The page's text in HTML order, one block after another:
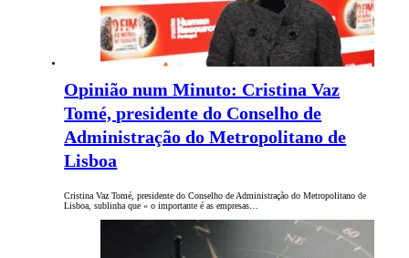
Opinião num Minuto: Cristina Vaz
Tomé, presidente do Conselho de
Administração do Metropolitano de
Lisboa
Cristina Vaz Tomé, presidente do Conselho de Administração do Metropolitano de
Lisboa, sublinha que « o importante é as empresas…